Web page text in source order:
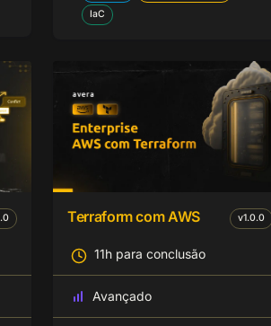
IaC
Terraform com AWS v1.0.0
11h para conclusão
Avançado